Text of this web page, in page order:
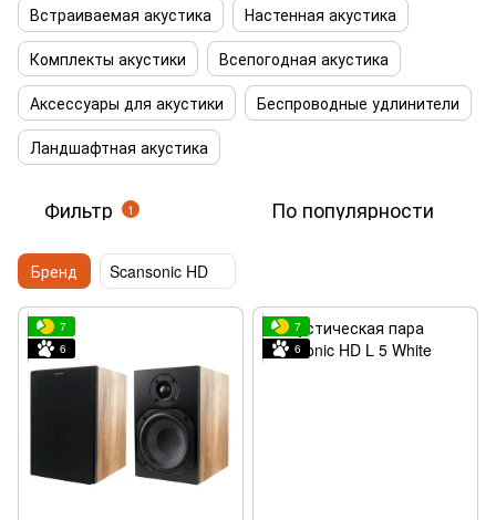
Встраиваемая акустика
Настенная акустика
Комплекты акустики
Всепогодная акустика
Аксессуары для акустики
Беспроводные удлинители
Ландшафтная акустика
Фильтр 1 По популярности
Бренд Scansonic HD
7
6
7
6